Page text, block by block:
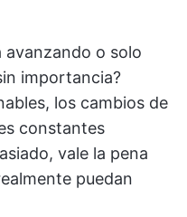
avanzando o solo
importancia?
los cambios de
constantes
vale la pena
puedan